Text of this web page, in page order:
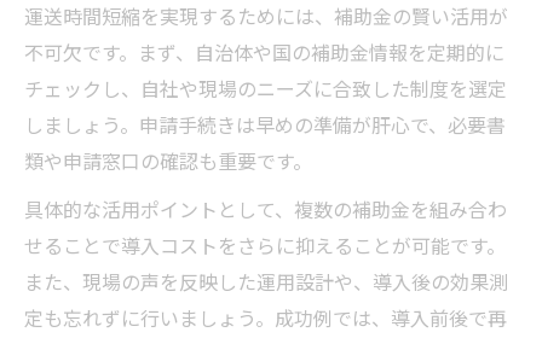
運送時間短縮を実現するためには、補助金の賢い活用が
不可欠です。まず、自治体や国の補助金情報を定期的に
チェックし、自社や現場のニーズに合致した制度を選定
しましょう。申請手続きは早めの準備が肝心で、必要書
類や申請窓口の確認も重要です。
具体的な活用ポイントとして、複数の補助金を組み合わ
せることで導入コストをさらに抑えることが可能です。
また、現場の声を反映した運用設計や、導入後の効果測
定も忘れずに行いましょう。成功例では、導入前後で再